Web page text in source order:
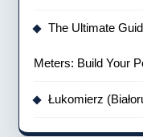
The Ultimate
Meters: Build Your
Łukomierz